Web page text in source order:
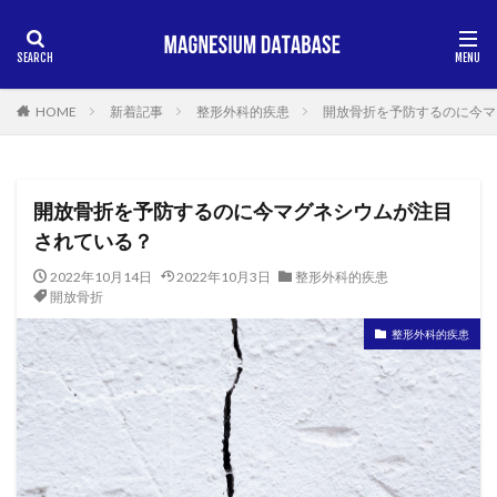
HOME 新着記事 整形外科的疾患 開放骨折を予防するのに今
開放骨折を予防するのに今マグネシウムが注目
されている？
2022年10月14日 2022年10月3日
整形外科的疾患
開放骨折
整形外科的疾患